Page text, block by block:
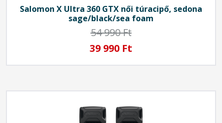
Salomon X Ultra 360 GTX női túracipő, sedona
sage/black/sea foam
54 990 Ft
39 990 Ft